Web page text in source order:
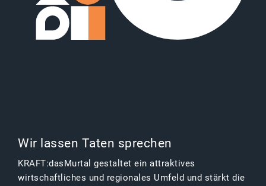
Wir lassen Taten sprechen
KRAFT:dasMurtal gestaltet ein attraktives
wirtschaftliches und regionales Umfeld und stärkt die